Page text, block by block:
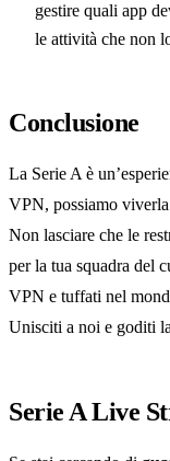
gestire quali app
le attività che non
Conclusione
La Serie A è
VPN, possiamo
Non lasciare che le
per la tua squadra del
VPN e tuffati nel
Unisciti a noi e goditi
Serie A Live